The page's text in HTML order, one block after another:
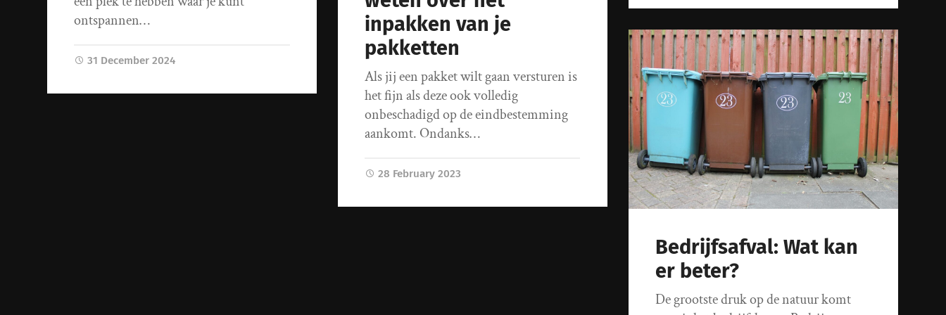
ontspannen…
31 December 2024
inpakken van je
pakketten
Als jij een pakket wilt gaan versturen is
het fijn als deze ook volledig
onbeschadigd op de eindbestemming
aankomt. Ondanks…
28 February 2023
Bedrijfsafval: Wat kan
er beter?
De grootste druk op de natuur komt